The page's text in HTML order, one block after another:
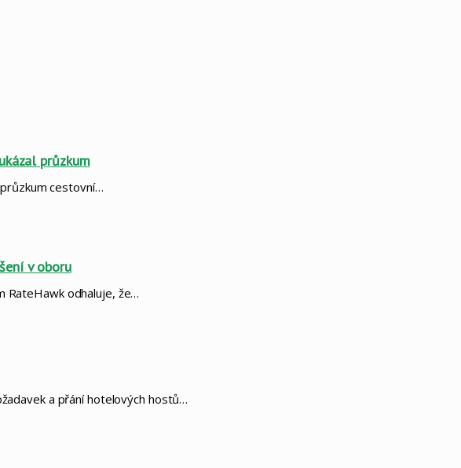
průzkum
cestovní…
v oboru
RateHawk odhaluje, že…
a přání hotelových hostů…